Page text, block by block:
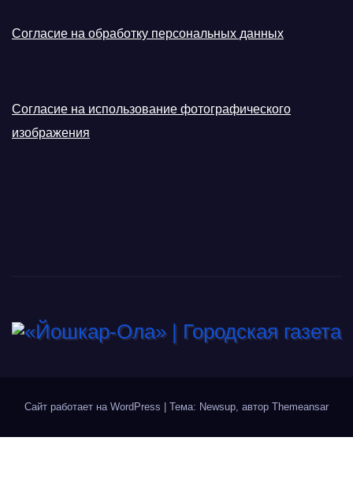
Согласие на обработку персональных данных
Согласие на использование фотографического
изображения
Сайт работает на WordPress Тема: Newsup, автор Themeansar